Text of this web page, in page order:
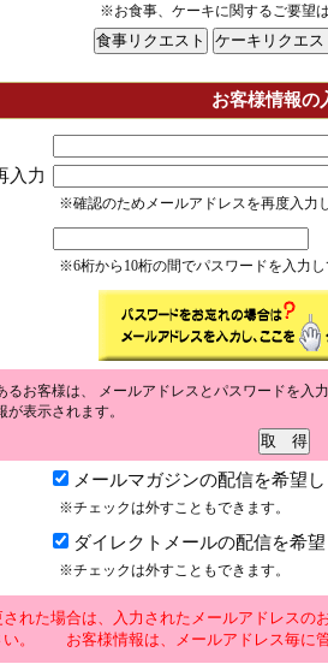
※お食事、ケーキに関するご要望
お客様情報の
入力
※確認のためメールアドレスを再度入力
※6桁から10桁の間でパスワードを入力し
るお客様は、 メールアドレスとパスワードを入
表示されます。
メールマガジンの配信を希望し
※チェックは外すこともできます。
ダイレクトメールの配信を希望
※チェックは外すこともできます。
れた場合は、入力されたメールアドレスの
い。 お客様情報は、メールアドレス毎に管